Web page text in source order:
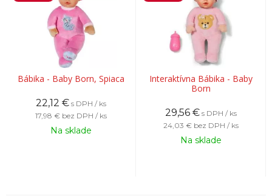
Bábika - Baby Born, Spiaca
22,12 € s DPH / ks
17,98 € bez DPH / ks
Na sklade
Interaktívna Bábika - Baby
Born
29,56 € s DPH / ks
24,03 € bez DPH / ks
Na sklade